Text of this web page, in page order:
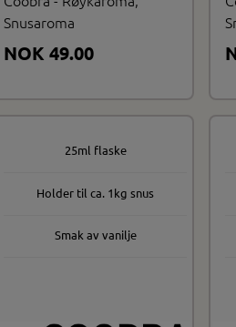
Snusaroma
NOK 49.00
25ml flaske
Holder til ca. 1kg snus
Smak av vanilje